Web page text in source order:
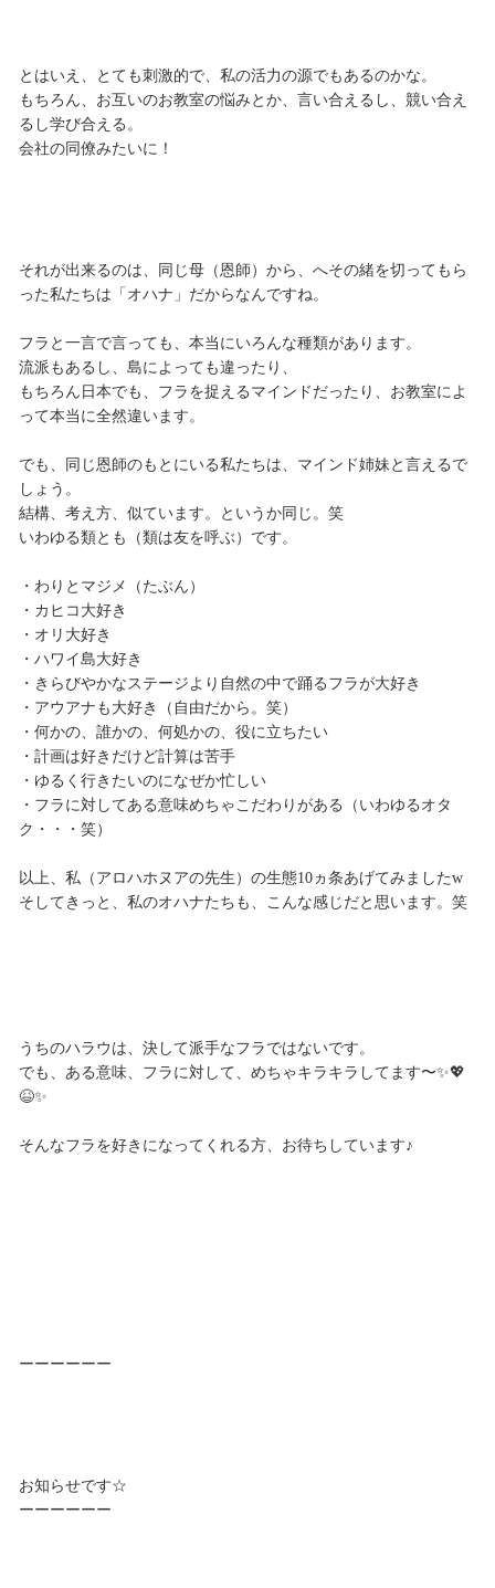
とはいえ、とても刺激的で、私の活力の源でもあるのかな。
もちろん、お互いのお教室の悩みとか、言い合えるし、競い合え
るし学び合える。
会社の同僚みたいに！
それが出来るのは、同じ母（恩師）から、へその緒を切ってもら
った私たちは「オハナ」だからなんですね。
フラと一言で言っても、本当にいろんな種類があります。
流派もあるし、島によっても違ったり、
もちろん日本でも、フラを捉えるマインドだったり、お教室によ
って本当に全然違います。
でも、同じ恩師のもとにいる私たちは、マインド姉妹と言えるで
しょう。
結構、考え方、似ています。というか同じ。笑
いわゆる類とも（類は友を呼ぶ）です。
・わりとマジメ（たぶん）
・カヒコ大好き
・オリ大好き
・ハワイ島大好き
・きらびやかなステージより自然の中で踊るフラが大好き
・アウアナも大好き（自由だから。笑）
・何かの、誰かの、何処かの、役に立ちたい
・計画は好きだけど計算は苦手
・ゆるく行きたいのになぜか忙しい
・フラに対してある意味めちゃこだわりがある（いわゆるオタ
ク・・・笑）
以上、私（アロハホヌアの先生）の生態10ヵ条あげてみましたw
そしてきっと、私のオハナたちも、こんな感じだと思います。笑
うちのハラウは、決して派手なフラではないです。
でも、ある意味、フラに対して、めちゃキラキラしてます〜✨💖
😆✨
そんなフラを好きになってくれる方、お待ちしています♪
ーーーーーー
お知らせです☆
ーーーーーー